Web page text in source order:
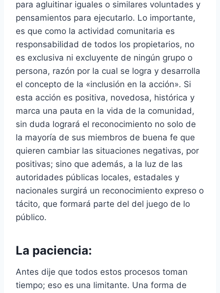
para agluitinar iguales o similares voluntades y
pensamientos para ejecutarlo. Lo importante,
es que como la actividad comunitaria es
responsabilidad de todos los propietarios, no
es exclusiva ni excluyente de ningún grupo o
persona, razón por la cual se logra y desarrolla
el concepto de la «inclusión en la acción». Si
esta acción es positiva, novedosa, histórica y
marca una pauta en la vida de la comunidad,
sin duda logrará el reconocimiento no solo de
la mayoría de sus miembros de buena fe que
quieren cambiar las situaciones negativas, por
positivas; sino que además, a la luz de las
autoridades públicas locales, estadales y
nacionales surgirá un reconocimiento expreso o
tácito, que formará parte del del juego de lo
público.
La paciencia:
Antes dije que todos estos procesos toman
tiempo; eso es una limitante. Una forma de